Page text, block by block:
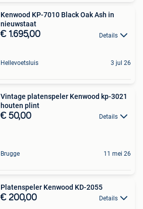
Kenwood KP-7010 Black Oak Ash in
nieuwstaat
€ 1.695,00 Details
Hellevoetsluis 3 jul 26
Vintage platenspeler Kenwood kp-3021
houten plint
€ 50,00 Details
Brugge 11 mei 26
Platenspeler Kenwood KD-2055
€ 200,00 Details